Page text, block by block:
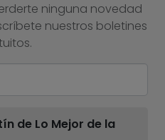
ninguna novedad
nuestros boletines
de Lo Mejor de la